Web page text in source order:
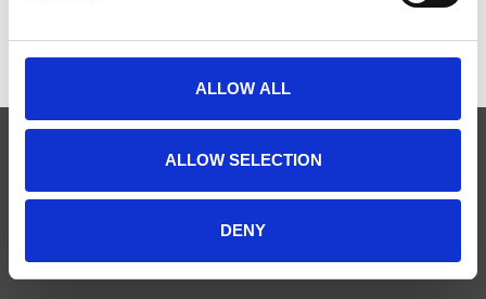
ALLOW ALL
ALLOW SELECTION
DENY